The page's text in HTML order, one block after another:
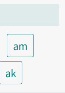
am
ak